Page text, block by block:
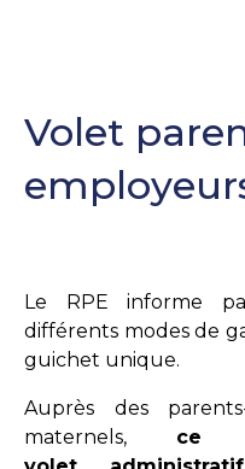
Volet
Le RPE informe
différents modes de
guichet unique.
Auprès des
maternels, ce